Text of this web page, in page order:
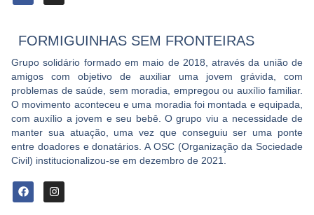
FORMIGUINHAS SEM FRONTEIRAS
Grupo solidário formado em maio de 2018, através da união de
amigos com objetivo de auxiliar uma jovem grávida, com
problemas de saúde, sem moradia, empregou ou auxílio familiar.
O movimento aconteceu e uma moradia foi montada e equipada,
com auxílio a jovem e seu bebê. O grupo viu a necessidade de
manter sua atuação, uma vez que conseguiu ser uma ponte
entre doadores e donatários. A OSC (Organização da Sociedade
Civil) institucionalizou-se em dezembro de 2021.